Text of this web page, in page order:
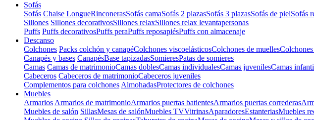
Sofás
Sofás Chaise LongueRinconerasSofás camaSofás 2 plazasSofás 3 plazasSofás de pielSofás
Sillones Sillones decorativosSillones relaxSillones relax levantapersonas
Puffs Puffs decorativosPuffs peraPuffs reposapiésPuffs con almacenaje
Descanso
Colchones Packs colchón y canapéColchones viscoelásticosColchones de muelles
Canapés y bases CanapésBase tapizadasSomieresPatas de somieres
Camas Camas de matrimonioCamas doblesCamas individualesCamas juvenilesCamas
Cabeceros Cabeceros de matrimonioCabeceros juveniles
Complementos para colchones AlmohadasProtectores de colchones
Muebles
Armarios Armarios de matrimonioArmarios puertas batientesArmarios puertas correderas
Muebles de salón SillasMesas de salónMuebles TVVitrinasAparadoresEstanteriasMuebles